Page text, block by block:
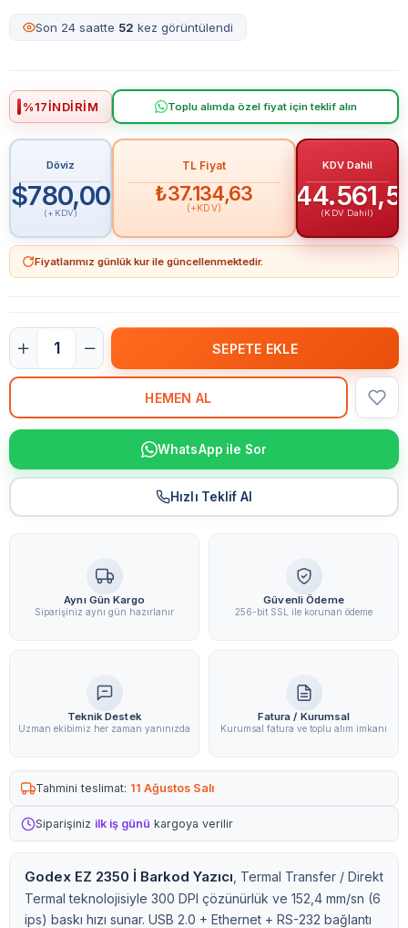
Son 24 saatte 52 kez görüntülendi
%17İNDIRIM Toplu alımda özel fiyat için teklif alın
Döviz
$780,00
(+KDV)
TL Fiyat
₺37.134,63
(+KDV)
KDV Dahil
(KDV Dahil)
Fiyatlarımız günlük kur ile güncellenmektedir.
WhatsApp ile Sor
Hızlı Teklif Al
Aynı Gün Kargo
Siparişiniz aynı gün hazırlanır
Güvenli Ödeme
256-bit SSL ile korunan ödeme
Teknik Destek
Uzman ekibimiz her zaman yanınızda
Fatura / Kurumsal
Kurumsal fatura ve toplu alım imkanı
Tahmini teslimat: 11 Ağustos Salı
Siparişiniz ilk iş günü kargoya verilir
Godex EZ 2350 İ Barkod Yazıcı , Termal Transfer / Direkt
Termal teknolojisiyle 300 DPI çözünürlük ve 152,4 mm/sn (6
ips) baskı hızı sunar. USB 2.0 + Ethernet + RS-232 bağlantı